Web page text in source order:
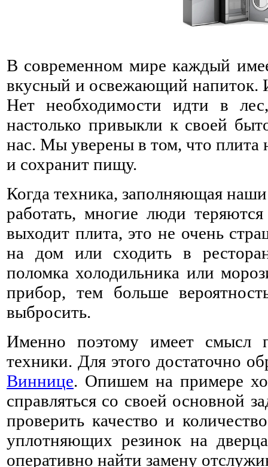
В современном мире каждый
вкусный и освежающий напиток.
Нет необходимости идти в
настолько привыкли к своей
нас. Мы уверены в том, что плита
и сохранит пищу.
Когда техника, заполняющая
работать, многие люди
выходит плита, это не очень
на дом или сходить в
поломка холодильника или
прибор, тем больше
выбросить.
Именно поэтому имеет смысл
техники. Для этого достаточно
Виннице. Опишем на примере
справляться со своей основной
проверить качество и
уплотняющих резинок на
оперативно найти замену